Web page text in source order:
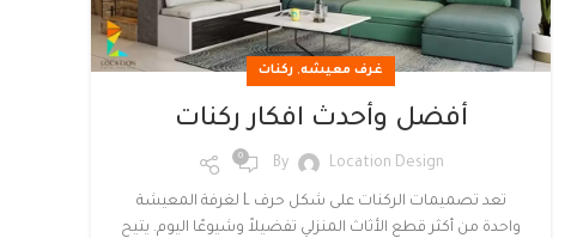
غرف معيشه, ركنات
أفضل وأحدث افكار ركنات
By Location Design
0
تعد تصميمات الركنات على شكل حرف L لغرفة المعيشة
واحدة من أكثر قطع الأثاث المنزلي تفضيلاً وشيوعًا اليوم. يتيح